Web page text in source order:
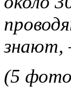
знают,
(5